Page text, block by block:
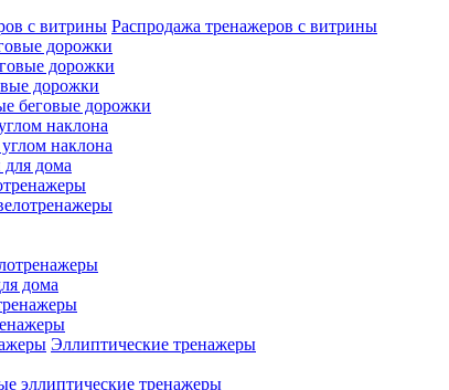
Распродажа тренажеров с витрины
дорожки
дорожки
дорожки
беговые дорожки
наклона
наклона
дома
дома
Эллиптические тренажеры
эллиптические тренажеры